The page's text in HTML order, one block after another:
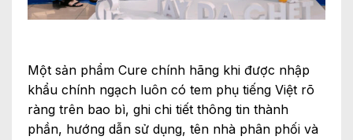
Một sản phẩm Cure chính hãng khi được nhập
khẩu chính ngạch luôn có tem phụ tiếng Việt rõ
ràng trên bao bì, ghi chi tiết thông tin thành
phần, hướng dẫn sử dụng, tên nhà phân phối và